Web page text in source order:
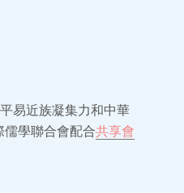
易近族凝集力和中華
學聯合會配合共享會